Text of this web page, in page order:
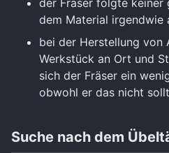
dem Material irgendwie
bei der Herstellung von
Werkstück an Ort und
sich der Fräser ein
obwohl er das nicht
Suche nach dem